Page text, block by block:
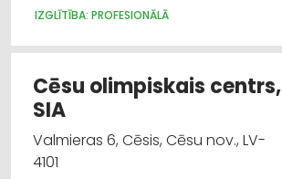
IZGLĪTĪBA: PROFESIONĀLĀ
Cēsu olimpiskais centrs,
SIA
Valmieras 6, Cēsis, Cēsu nov., LV-
4101